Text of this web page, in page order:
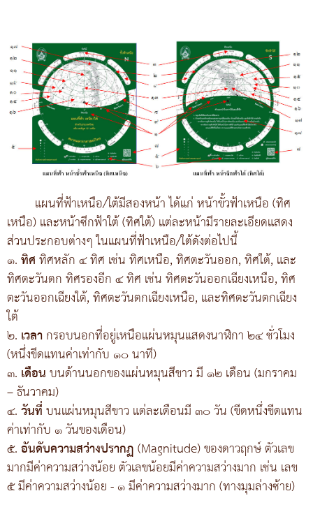
แผนที่ฟ้าเหนือ/ใต้มีสองหน้า ได้แก่ หน้าขั้วฟ้าเหนือ (ทิศ
เหนือ) และหน้าซีกฟ้าใต้ (ทิศใต้) แต่ละหน้ามีรายละเอียดแสดง
ส่วนประกอบต่างๆ ในแผนที่ฟ้าเหนือ/ใต้ดังต่อไปนี้
๑.ทิศทิศหลัก ๔ ทิศ เช่น ทิศเหนือ, ทิศตะวันออก, ทิศใต้, และ
ทิศตะวันตก ทิศรองอีก ๔ ทิศ เช่น ทิศตะวันออกเฉียงเหนือ, ทิศ
ตะวันออกเฉียงใต้, ทิศตะวันตกเฉียงเหนือ, และทิศตะวันตกเฉียง
ใต้
๒. เวลากรอบนอกที่อยู่เหนือแผ่นหมุนแสดงนาฬิกา ๒๔ ชั่วโมง
(หนึ่งขีดแทนค่าเท่ากับ ๑๐ นาที)
๓. เดือนบนด้านนอกของแผ่นหมุนสีขาว มี ๑๒ เดือน (มกราคม
– ธันวาคม)
๔.วันที่บนแผ่นหมุนสีขาว แต่ละเดือนมี ๓๐ วัน (ขีดหนึ่งขีดแทน
ค่าเท่ากับ ๑ วันของเดือน)
๕.อันดับความสว่างปรากฏ(Magnitude) ของดาวฤกษ์ ตัวเลข
มากมีค่าความสว่างน้อย ตัวเลขน้อยมีค่าความสว่างมาก เช่น เลข
๕ มีค่าความสว่างน้อย - ๑ มีค่าความสว่างมาก (ทางมุมล่างซ้าย)